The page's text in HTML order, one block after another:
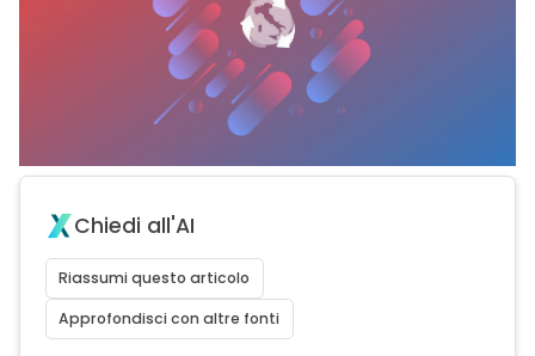
Chiedi all'AI
Riassumi questo articolo
Approfondisci con altre fonti